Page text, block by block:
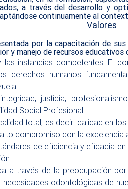
a través del desarrollo y
continuamente al
Valores
por la capacitación de
y manejo de recursos educativos
instancias competentes: El
derechos humanos
justicia,
Social Profesional.
total, es decir: calidad en
compromiso con la excelencia
de eficiencia y eficacia
a través de la preocupación
odontológicas de